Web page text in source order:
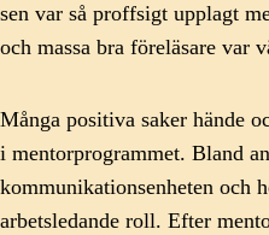
sen var så proffsigt upplagt
och massa bra föreläsare var
Många positiva saker hände
i mentorprogrammet. Bland
kommunikationsenheten och
arbetsledande roll. Efter